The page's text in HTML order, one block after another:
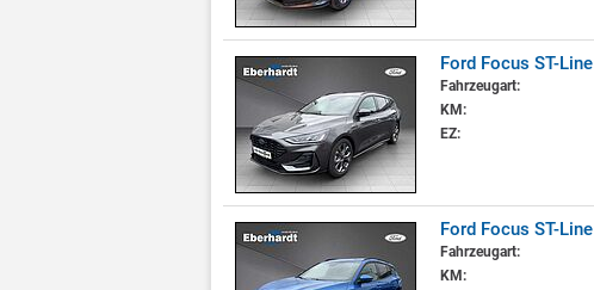
Ford Focus ST-Line
Fahrzeugart:
KM:
EZ:
Ford Focus ST-Line
Fahrzeugart:
KM: